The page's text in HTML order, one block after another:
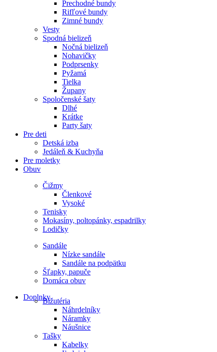
Prechodné bundy
Rifľové bundy
Zimné bundy
Vesty
Spodná bielizeň
Nočná bielizeň
Nohavičky
Podprsenky
Pyžamá
Tielka
Župany
Spoločenské šaty
Dlhé
Krátke
Party šaty
Pre deti
Detská izba
Jedáleň & Kuchyňa
Pre moletky
Obuv
Čižmy
Členkové
Vysoké
Tenisky
Mokasíny, poltopánky, espadrilky
Lodičky
Sandále
Nízke sandále
Sandále na podpätku
Šľapky, papuče
Domáca obuv
DoplnkyBižutéria
Náhrdelníky
Náramky
Náušnice
Tašky
Kabelky